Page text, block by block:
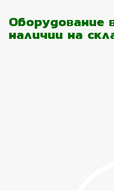
Оборудование
наличии на